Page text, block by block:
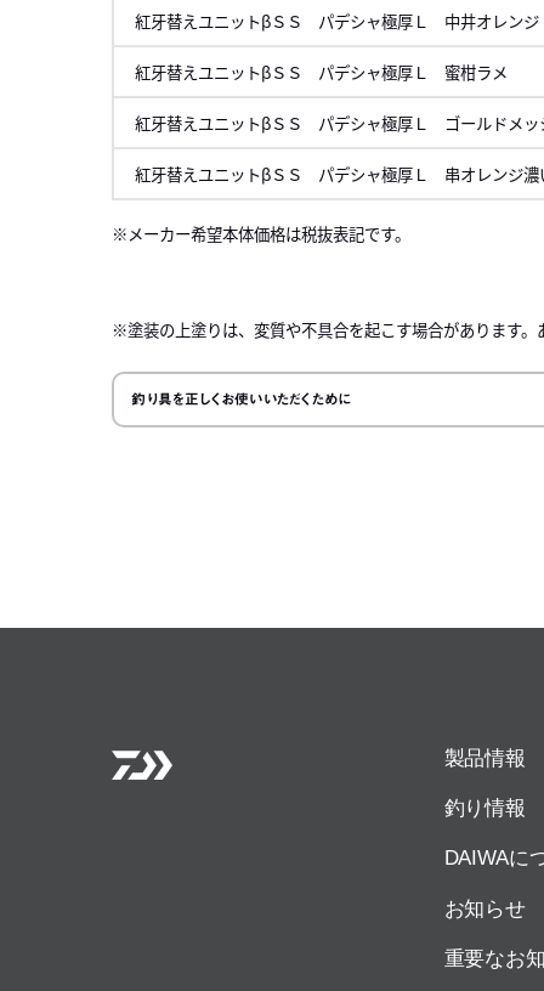
紅牙替えユニットβＳＳ パデシャ極厚Ｌ 中井オレンジ
紅牙替えユニットβＳＳ パデシャ極厚Ｌ 蜜柑ラメ
紅牙替えユニットβＳＳ パデシャ極厚Ｌ ゴールドメッ
紅牙替えユニットβＳＳ パデシャ極厚Ｌ 串オレンジ濃
メーカー希望本体価格は税抜表記です。
※塗装の上塗りは、変質や不具合を起こす場合があります
釣り具を正しくお使いいただくために
製品情報
釣り情報
DAIWAに
お知らせ
重要なお